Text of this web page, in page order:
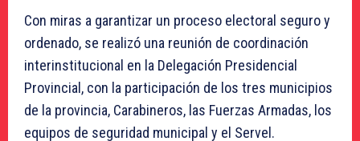
Con miras a garantizar un proceso electoral seguro y
ordenado, se realizó una reunión de coordinación
interinstitucional en la Delegación Presidencial
Provincial, con la participación de los tres municipios
de la provincia, Carabineros, las Fuerzas Armadas, los
equipos de seguridad municipal y el Servel.